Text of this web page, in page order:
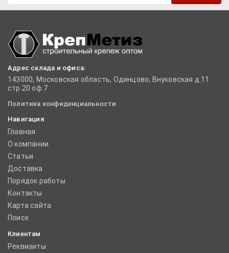
Адрес склада и офиса:
143000, Московская область, Одинцово, Внуковская д.11
стр.20 оф.7
Политика конфиденциальности
Навигация
Главная
О компании
Статьи
Доставка
Порядок работы
Контакты
Карта сайта
Поиск
Клиентам
Реквизиты